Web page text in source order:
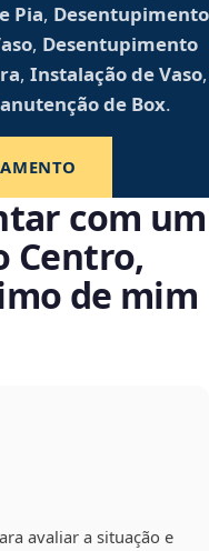
Pia, Desentupimento
, Desentupimento
, Instalação de Vaso,
de Box.
com um
Centro,
de mim
avaliar a situação e